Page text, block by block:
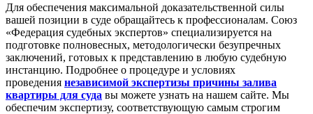
Для обеспечения максимальной доказательственной силы
вашей позиции в суде обращайтесь к профессионалам. Союз
«Федерация судебных экспертов» специализируется на
подготовке полновесных, методологически безупречных
заключений, готовых к представлению в любую судебную
инстанцию. Подробнее о процедуре и условиях
проведения независимой экспертизы причины залива
квартиры для суда вы можете узнать на нашем сайте. Мы
обеспечим экспертизу, соответствующую самым строгим